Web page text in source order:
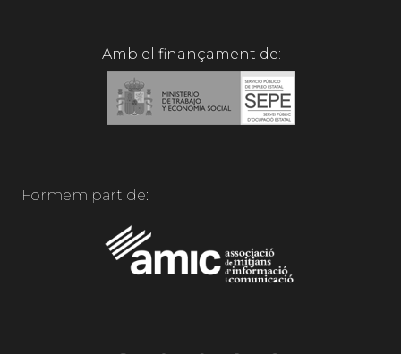
Amb el finançament de:
Formem part de: